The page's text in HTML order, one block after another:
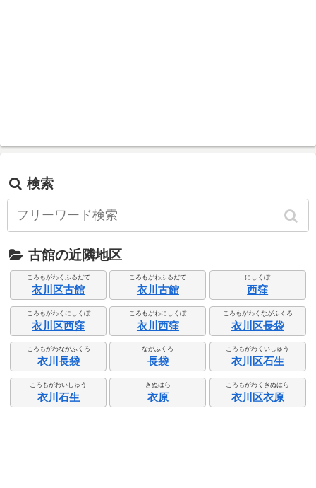
検索
古館の近隣地区
ころもがわくふるだて
衣川区古館
ころもがわふるだて
衣川古館
にしくぼ
西窪
ころもがわくにしくぼ
衣川区西窪
ころもがわにしくぼ
衣川西窪
ころもがわくながふくろ
衣川区長袋
ころもがわながふくろ
衣川長袋
ながふくろ
長袋
ころもがわくいしゅう
衣川区石生
ころもがわいしゅう
衣川石生
きぬはら
衣原
ころもがわくきぬはら
衣川区衣原